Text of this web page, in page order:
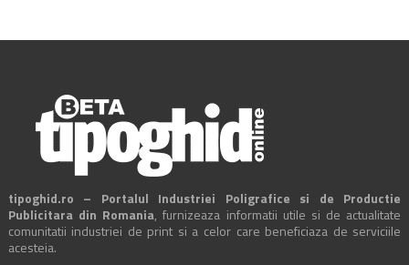
tipoghid.ro – Portalul Industriei Poligrafice si de Productie
Publicitara din Romania, furnizeaza informatii utile si de actualitate
comunitatii industriei de print si a celor care beneficiaza de serviciile
acesteia.